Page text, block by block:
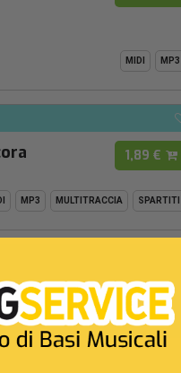
MIDI MP3
1,89 €
MP3 MULTITRACCIA SPARTITI